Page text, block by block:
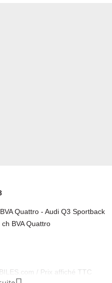
Quattro - Audi Q3 Sportback
BVA Quattro
/ Prix affiché TTC